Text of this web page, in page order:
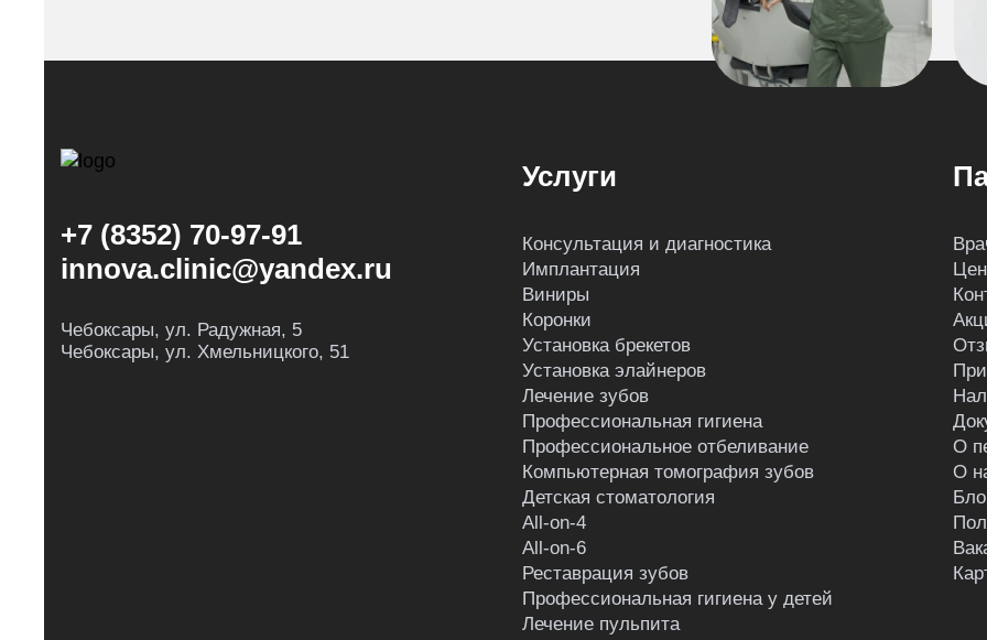
+7 (8352) 70-97-91
innova.clinic@yandex.ru
Чебоксары, ул. Радужная, 5
Чебоксары, ул. Хмельницкого, 51
Услуги
Консультация и диагностика
Имплантация
Виниры
Коронки
Установка брекетов
Установка элайнеров
Лечение зубов
Профессиональная гигиена
Профессиональное отбеливание
Компьютерная томография зубов
Детская стоматология
All-on-4
All-on-6
Реставрация зубов
Профессиональная гигиена у детей
Лечение пульпита
О
О